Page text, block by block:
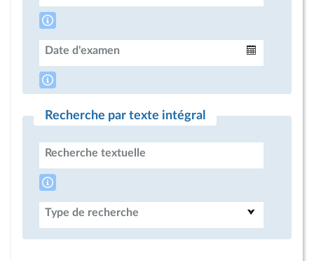
Date d'examen
Recherche par texte intégral
Recherche textuelle
Type de recherche